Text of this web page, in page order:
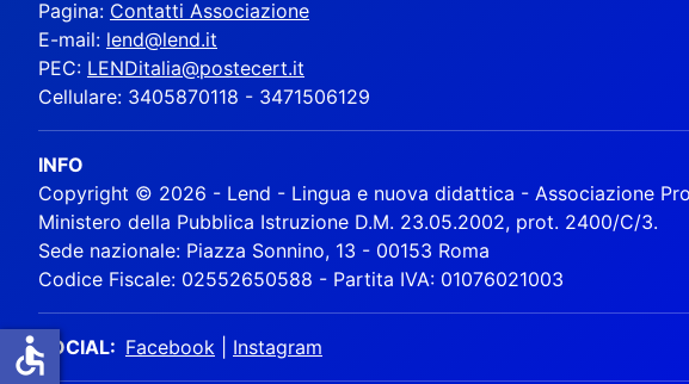
Pagina: Contatti Associazione
E-mail: lend@lend.it
PEC: LENDitalia@postecert.it
Cellulare: 3405870118 - 3471506129
INFO
Copyright © 2026 - Lend - Lingua e nuova didattica - Associazione
Ministero della Pubblica Istruzione D.M. 23.05.2002, prot. 2400/C/3.
Sede nazionale: Piazza Sonnino, 13 - 00153 Roma
Codice Fiscale: 02552650588 - Partita IVA: 01076021003
SOCIAL: Facebook Instagram
accessible